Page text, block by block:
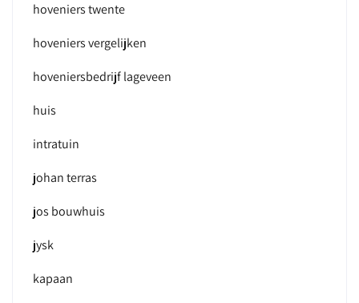
hoveniers twente
hoveniers vergelijken
hoveniersbedrijf lageveen
huis
intratuin
johan terras
jos bouwhuis
jysk
kapaan